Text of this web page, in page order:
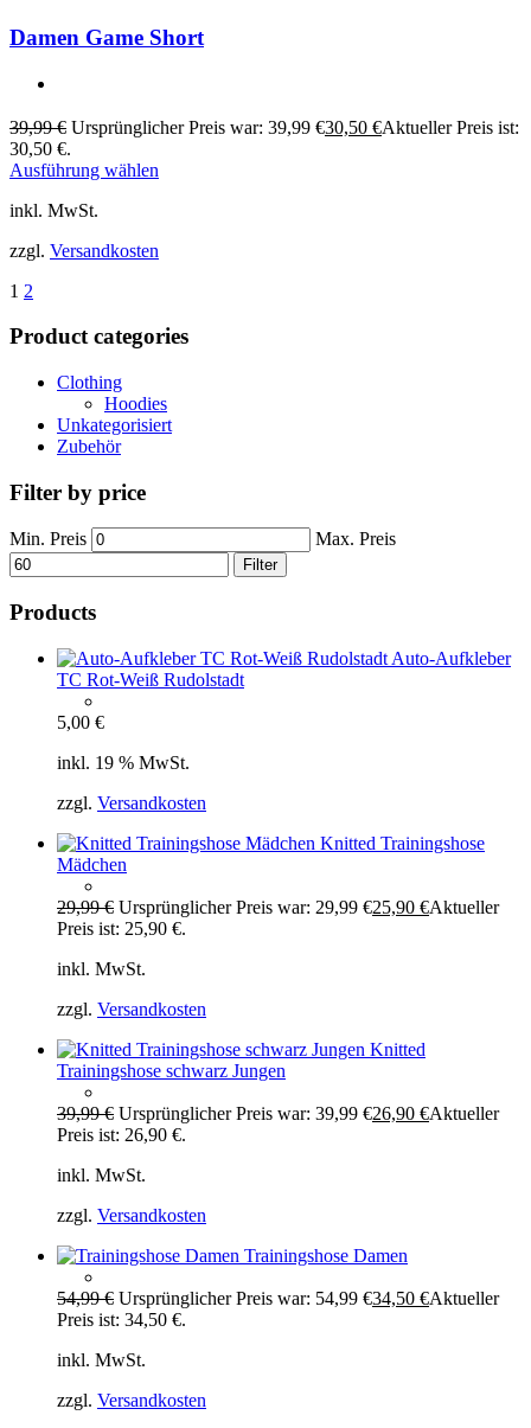
Damen Game Short
39,99€ Ursprünglicher Preis war: 39,99 €30,50 €Aktueller Preis ist:
30,50 €.
Ausführung wählen
inkl. MwSt.
zzgl. Versandkosten
1 2
Product categories
Clothing
Hoodies
Unkategorisiert
Zubehör
Filter by price
Min. Preis Max. Preis
Filter
Products
Auto-Aufkleber
TC Rot-Weiß Rudolstadt
5,00 €
inkl. 19 % MwSt.
zzgl. Versandkosten
Knitted Trainingshose
Mädchen
29,99€ Ursprünglicher Preis war: 29,99 €25,90 €Aktueller
Preis ist: 25,90 €.
inkl. MwSt.
zzgl. Versandkosten
Knitted
Trainingshose schwarz Jungen
39,99€ Ursprünglicher Preis war: 39,99 €26,90 €Aktueller
Preis ist: 26,90 €.
inkl. MwSt.
zzgl. Versandkosten
Trainingshose Damen
54,99€ Ursprünglicher Preis war: 54,99 €34,50 €Aktueller
Preis ist: 34,50 €.
inkl. MwSt.
zzgl. Versandkosten